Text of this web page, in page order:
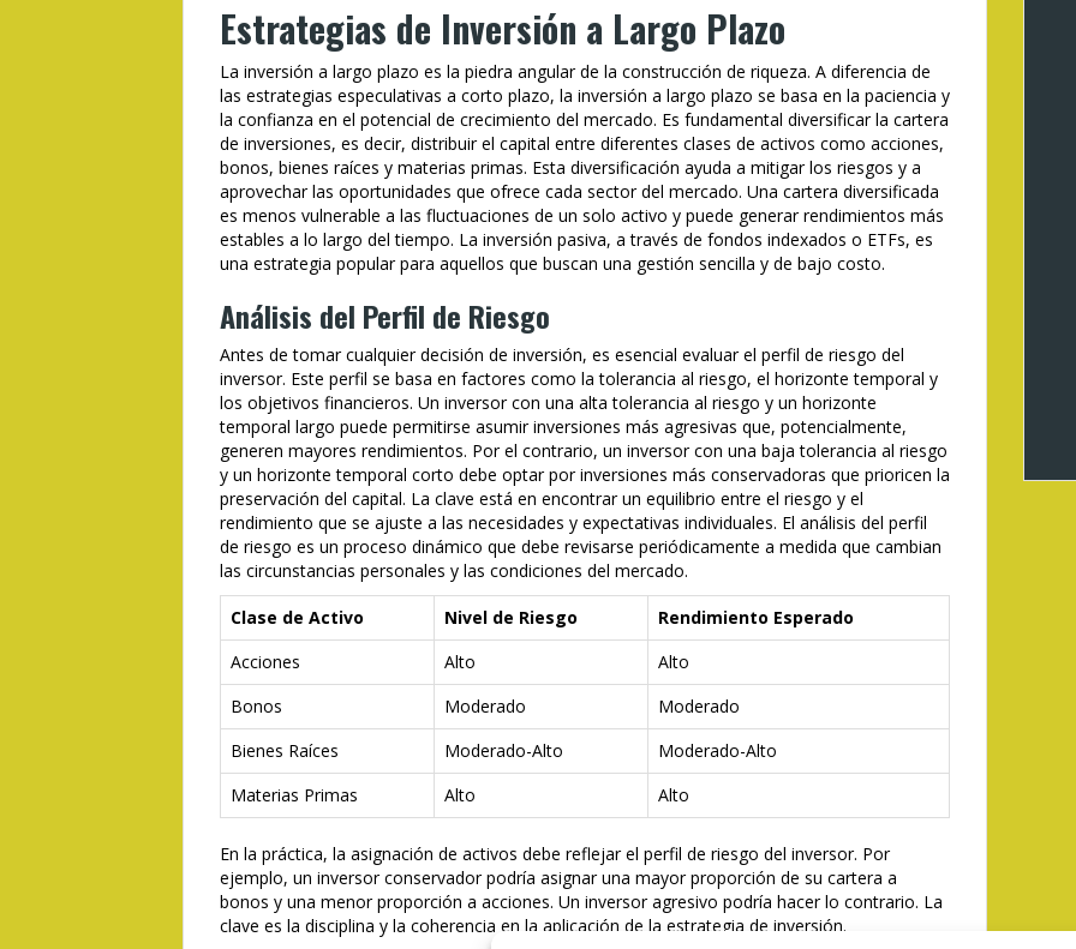
Estrategias de Inversión a Largo Plazo
La inversión a largo plazo es la piedra angular de la construcción de riqueza. A diferencia de
las estrategias especulativas a corto plazo, la inversión a largo plazo se basa en la paciencia y
la confianza en el potencial de crecimiento del mercado. Es fundamental diversificar la cartera
de inversiones, es decir, distribuir el capital entre diferentes clases de activos como acciones,
bonos, bienes raíces y materias primas. Esta diversificación ayuda a mitigar los riesgos y a
aprovechar las oportunidades que ofrece cada sector del mercado. Una cartera diversificada
es menos vulnerable a las fluctuaciones de un solo activo y puede generar rendimientos más
estables a lo largo del tiempo. La inversión pasiva, a través de fondos indexados o ETFs, es
una estrategia popular para aquellos que buscan una gestión sencilla y de bajo costo.
Análisis del Perfil de Riesgo
Antes de tomar cualquier decisión de inversión, es esencial evaluar el perfil de riesgo del
inversor. Este perfil se basa en factores como la tolerancia al riesgo, el horizonte temporal y
los objetivos financieros. Un inversor con una alta tolerancia al riesgo y un horizonte
temporal largo puede permitirse asumir inversiones más agresivas que, potencialmente,
generen mayores rendimientos. Por el contrario, un inversor con una baja tolerancia al riesgo
y un horizonte temporal corto debe optar por inversiones más conservadoras que prioricen la
preservación del capital. La clave está en encontrar un equilibrio entre el riesgo y el
rendimiento que se ajuste a las necesidades y expectativas individuales. El análisis del perfil
de riesgo es un proceso dinámico que debe revisarse periódicamente a medida que cambian
las circunstancias personales y las condiciones del mercado.
Clase de Activo Nivel de Riesgo
Rendimiento Esperado
Acciones
Alto
Alto
Bonos
Moderado
Moderado
Bienes Raíces
Moderado-Alto
Moderado-Alto
Materias Primas
Alto Alto
En la práctica, la asignación de activos debe reflejar el perfil de riesgo del inversor. Por
ejemplo, un inversor conservador podría asignar una mayor proporción de su cartera a
bonos y una menor proporción a acciones. Un inversor agresivo podría hacer lo contrario. La
clave es la disciplina y la coherencia en la aplicación de la estrategia de inversión.